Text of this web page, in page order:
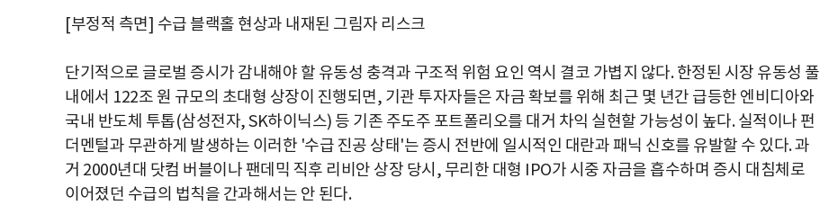
[부정적 측면] 수급 블랙홀 현상과 내재된 그림자 리스크
단기적으로 글로벌 증시가 감내해야 할 유동성 충격과 구조적 위험 요인 역시 결코 가볍지 않다. 한정된 시장 유동성 풀
내에서 122조 원 규모의 초대형 상장이 진행되면, 기관 투자자들은 자금 확보를 위해 최근 몇 년간 급등한 엔비디아와
국내 반도체 투톱(삼성전자, SK하이닉스) 등 기존 주도주 포트폴리오를 대거 차익 실현할 가능성이 높다. 실적이나 펀
더멘털과 무관하게 발생하는 이러한 '수급 진공 상태'는 증시 전반에 일시적인 대란과 패닉 신호를 유발할 수 있다. 과
거 2000년대 닷컴 버블이나 팬데믹 직후 리비안 상장 당시, 무리한 대형 IPO가 시중 자금을 흡수하며 증시 대침체로
이어졌던 수급의 법칙을 간과해서는 안 된다.